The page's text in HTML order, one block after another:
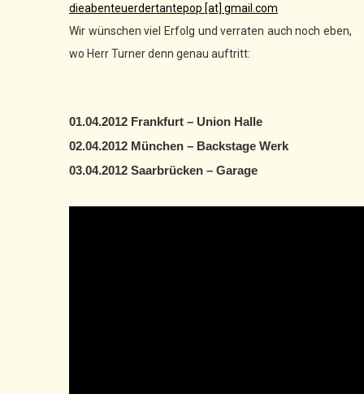
dieabenteuerdertantepop [at] gmail.com
Wir wünschen viel Erfolg und verraten auch noch eben,
wo Herr Turner denn genau auftritt:
01.04.2012 Frankfurt – Union Halle
02.04.2012 München – Backstage Werk
03.04.2012 Saarbrücken – Garage